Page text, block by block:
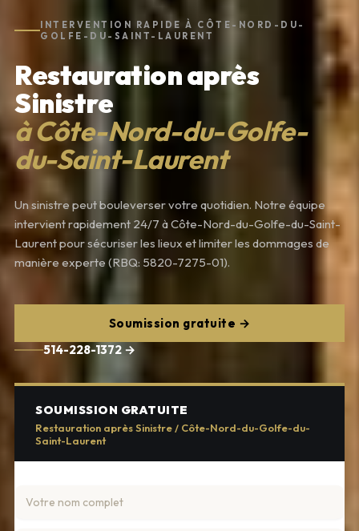
INTERVENTION RAPIDE À CÔTE-NORD-DU-
GOLFE-DU-SAINT-LAURENT
Restauration après
Sinistre
à Côte-Nord-du-Golfe-
du-Saint-Laurent
Un sinistre peut bouleverser votre quotidien. Notre équipe
intervient rapidement 24/7 à Côte-Nord-du-Golfe-du-Saint-
Laurent pour sécuriser les lieux et limiter les dommages de
manière experte (RBQ: 5820-7275-01).
Soumission gratuite →
514-228-1372 →
SOUMISSION GRATUITE
Restauration après Sinistre / Côte-Nord-du-Golfe-du-
Saint-Laurent